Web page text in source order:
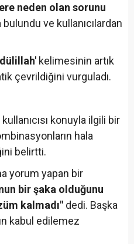
neden olan sorunu
bulundu ve kullanıcılardan
kelimesinin artık
çevrildiğini vurguladı.
konuyla ilgili bir
hala
belirtti.
yorum yapan bir
bir şaka olduğunu
kalmadı" dedi. Başka
kabul edilemez